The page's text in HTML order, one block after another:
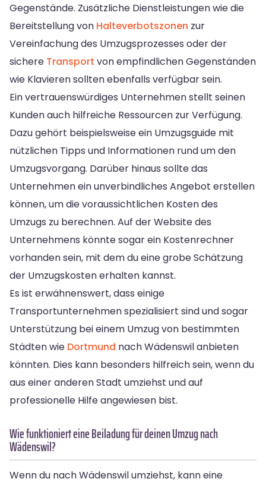
Gegenstände. Zusätzliche Dienstleistungen wie die
Bereitstellung von Halteverbotszonen zur
Vereinfachung des Umzugsprozesses oder der
sichere Transport von empfindlichen Gegenständen
wie Klavieren sollten ebenfalls verfügbar sein.
Ein vertrauenswürdiges Unternehmen stellt seinen
Kunden auch hilfreiche Ressourcen zur Verfügung.
Dazu gehört beispielsweise ein Umzugsguide mit
nützlichen Tipps und Informationen rund um den
Umzugsvorgang. Darüber hinaus sollte das
Unternehmen ein unverbindliches Angebot erstellen
können, um die voraussichtlichen Kosten des
Umzugs zu berechnen. Auf der Website des
Unternehmens könnte sogar ein Kostenrechner
vorhanden sein, mit dem du eine grobe Schätzung
der Umzugskosten erhalten kannst.
Es ist erwähnenswert, dass einige
Transportunternehmen spezialisiert sind und sogar
Unterstützung bei einem Umzug von bestimmten
Städten wie Dortmund nach Wädenswil anbieten
könnten. Dies kann besonders hilfreich sein, wenn du
aus einer anderen Stadt umziehst und auf
professionelle Hilfe angewiesen bist.
Wie funktioniert eine Beiladung für deinen Umzug nach
Wädenswil?
Wenn du nach Wädenswil umziehst, kann eine